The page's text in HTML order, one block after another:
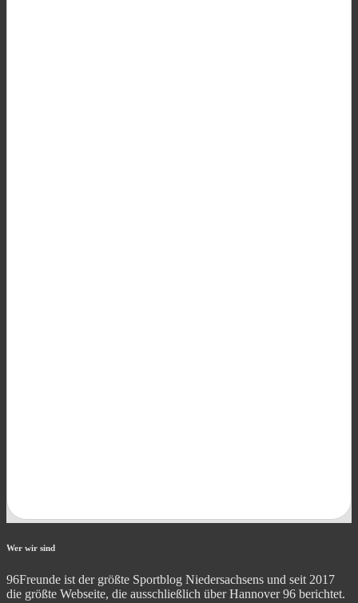
Wer wir sind
96Freunde ist der größte Sportblog Niedersachsens und seit 2017
die größte Webseite, die ausschließlich über Hannover 96 berichtet.